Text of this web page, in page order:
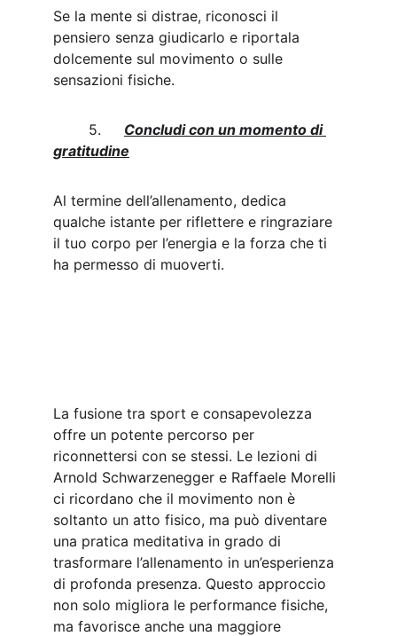
Se la mente si distrae, riconosci il
pensiero senza giudicarlo e riportala
dolcemente sul movimento o sulle
sensazioni fisiche.
Concludi con un momento di
gratitudine
Al termine dell’allenamento, dedica
qualche istante per riflettere e ringraziare
il tuo corpo per l’energia e la forza che ti
ha permesso di muoverti.
La fusione tra sport e consapevolezza
offre un potente percorso per
riconnettersi con se stessi. Le lezioni di
Arnold Schwarzenegger e Raffaele Morelli
ci ricordano che il movimento non è
soltanto un atto fisico, ma può diventare
una pratica meditativa in grado di
trasformare l’allenamento in un’esperienza
di profonda presenza. Questo approccio
non solo migliora le performance fisiche,
ma favorisce anche una maggiore